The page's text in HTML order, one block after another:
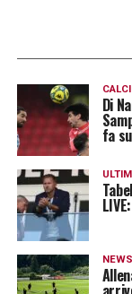
Di
fa
NEWS